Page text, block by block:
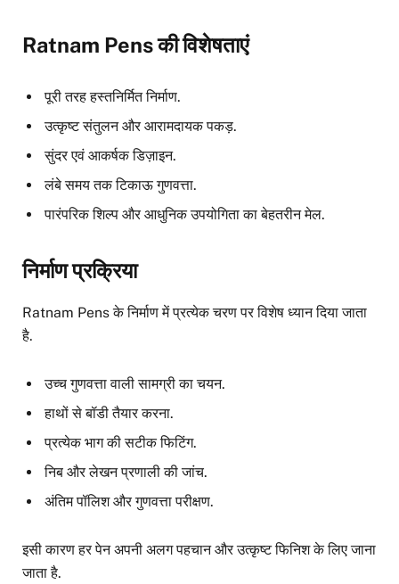
Ratnam Pens की विशेषताएं
पूरी तरह हस्तनिर्मित निर्माण.
उत्कृष्ट संतुलन और आरामदायक पकड़.
सुंदर एवं आकर्षक डिज़ाइन.
लंबे समय तक टिकाऊ गुणवत्ता.
पारंपरिक शिल्प और आधुनिक उपयोगिता का बेहतरीन मेल.
निर्माण प्रक्रिया
Ratnam Pens के निर्माण में प्रत्येक चरण पर विशेष ध्यान दिया जाता
है.
उच्च गुणवत्ता वाली सामग्री का चयन.
हाथों से बॉडी तैयार करना.
प्रत्येक भाग की सटीक फिटिंग.
निब और लेखन प्रणाली की जांच.
अंतिम पॉलिश और गुणवत्ता परीक्षण.
इसी कारण हर पेन अपनी अलग पहचान और उत्कृष्ट फिनिश के लिए जाना
जाता है.